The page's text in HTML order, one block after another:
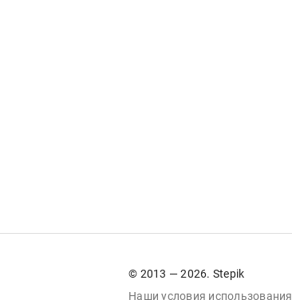
© 2013 — 2026. Stepik
Наши условия использования